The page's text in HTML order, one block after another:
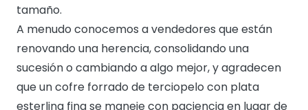
tamaño.
A menudo conocemos a vendedores que están
renovando una herencia, consolidando una
sucesión o cambiando a algo mejor, y agradecen
que un cofre forrado de terciopelo con plata
esterlina fina se maneje con paciencia en lugar de